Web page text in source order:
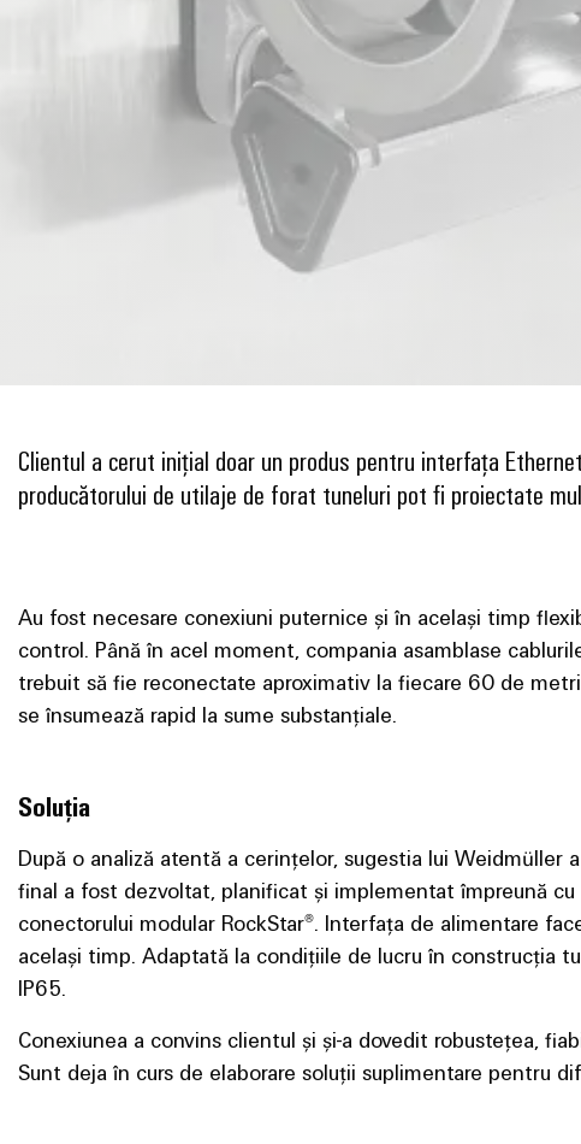
Clientul a cerut inițial doar un produs pentru interfața
producătorului de utilaje de forat tuneluri pot fi proiectate
Au fost necesare conexiuni puternice și în același timp
control. Până în acel moment, compania asamblase
trebuit să fie reconectate aproximativ la fiecare 60 de
se însumează rapid la sume substanțiale.
Soluția
După o analiză atentă a cerințelor, sugestia lui
final a fost dezvoltat, planificat și implementat împreună
conectorului modular RockStar®. Interfața de alimentare
același timp. Adaptată la condițiile de lucru în construcția
IP65.
Conexiunea a convins clientul și și-a dovedit robustețea,
Sunt deja în curs de elaborare soluții suplimentare pentru